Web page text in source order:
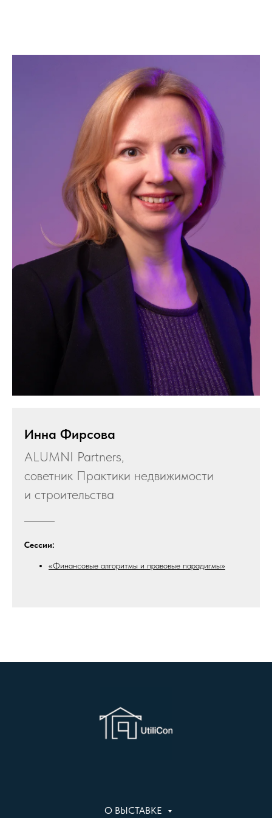
Инна Фирсова
ALUMNI Partners,
советник Практики недвижимости
и строительства
Сессии:
«Финансовые алгоритмы и правовые парадигмы»
О ВЫСТАВКЕ